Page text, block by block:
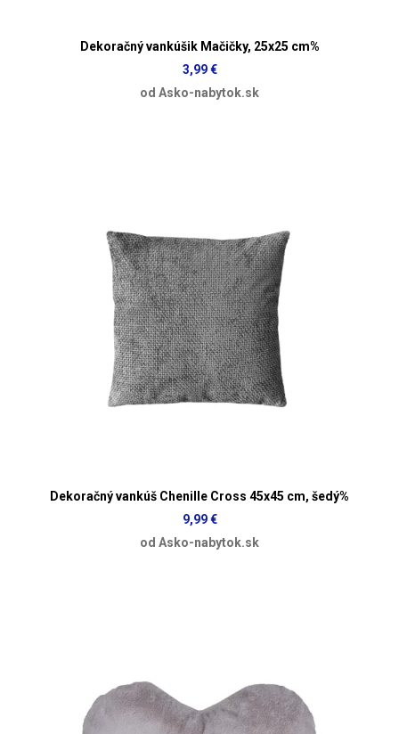
Dekoračný vankúšik Mačičky, 25x25 cm%
3,99 €
od Asko-nabytok.sk
Dekoračný vankúš Chenille Cross 45x45 cm, šedý%
9,99 €
od Asko-nabytok.sk